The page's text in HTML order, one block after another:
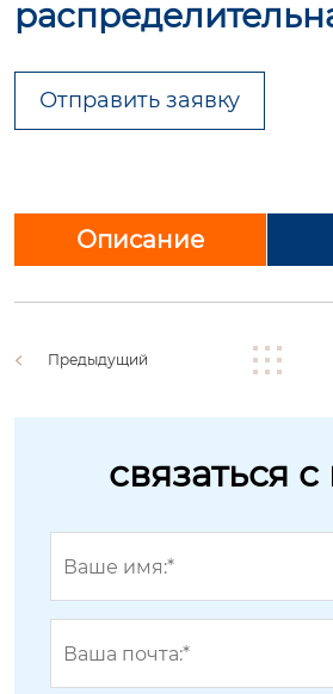
Отправить заявку
Описание
Предыдущий
связаться